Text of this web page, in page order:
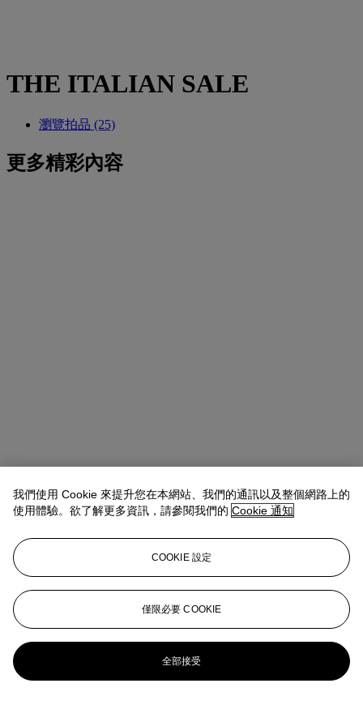
THE ITALIAN SALE
瀏覽拍品 (25)
更多精彩內容
我們使用 Cookie 來提升您在本網站、我們的通訊以及整個網路上的
使用體驗。欲了解更多資訊，請參閱我們的 Cookie 通知
COOKIE 設定
僅限必要 COOKIE
全部接受